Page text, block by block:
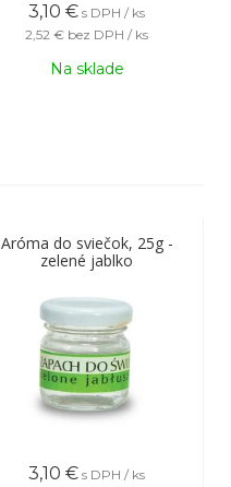
3,10 € s DPH / ks
2,52 € bez DPH / ks
Na sklade
Aróma do sviečok, 25g -
zelené jablko
3,10 € s DPH / ks